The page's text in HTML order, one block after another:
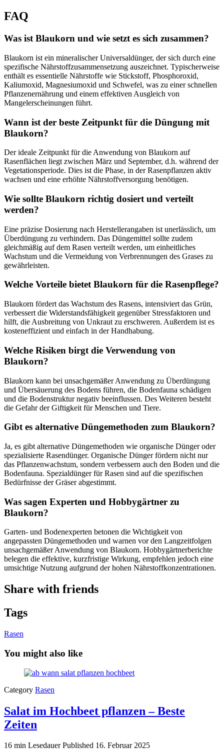
FAQ
Was ist Blaukorn und wie setzt es sich zusammen?
Blaukorn ist ein mineralischer Universaldünger, der sich durch eine
spezifische Nährstoffzusammensetzung auszeichnet. Typischerweise
enthält es essentielle Nährstoffe wie Stickstoff, Phosphoroxid,
Kaliumoxid, Magnesiumoxid und Schwefel, was zu einer schnellen
Pflanzenernährung und einem effektiven Ausgleich von
Mangelerscheinungen führt.
Wann ist der beste Zeitpunkt für die Düngung mit
Blaukorn?
Der ideale Zeitpunkt für die Anwendung von Blaukorn auf
Rasenflächen liegt zwischen März und September, d.h. während der
Vegetationsperiode. Dies ist die Phase, in der Rasenpflanzen aktiv
wachsen und eine erhöhte Nährstoffversorgung benötigen.
Wie sollte Blaukorn richtig dosiert und verteilt
werden?
Eine präzise Dosierung nach Herstellerangaben ist unerlässlich, um
Überdüngung zu verhindern. Das Düngemittel sollte zudem
gleichmäßig auf dem Rasen verteilt werden, um einheitliches
Wachstum und die Vermeidung von Verbrennungen des Grases zu
gewährleisten.
Welche Vorteile bietet Blaukorn für die Rasenpflege?
Blaukorn fördert das Wachstum des Rasens, intensiviert das Grün,
verbessert die Widerstandsfähigkeit gegenüber Stressfaktoren und
hilft, die Ausbreitung von Unkraut zu erschweren. Außerdem ist es
kosteneffizient und einfach in der Handhabung.
Welche Risiken birgt die Verwendung von
Blaukorn?
Blaukorn kann bei unsachgemäßer Anwendung zu Überdüngung
und Übersäuerung des Bodens führen, die Bodenfauna schädigen
und die Bodenstruktur negativ beeinflussen. Des Weiteren besteht
die Gefahr der Giftigkeit für Menschen und Tiere.
Gibt es alternative Düngemethoden zum Blaukorn?
Ja, es gibt alternative Düngemethoden wie organische Dünger oder
spezialisierte Rasendünger. Organische Dünger fördern nicht nur
das Pflanzenwachstum, sondern verbessern auch den Boden und die
Bodenfauna. Spezialdünger für Rasen sind auf die spezifischen
Bedürfnisse der Gräser abgestimmt.
Was sagen Experten und Hobbygärtner zu
Blaukorn?
Garten- und Bodenexperten betonen die Wichtigkeit von
angepassten Düngemethoden und warnen vor den Langzeitfolgen
unsachgemäßer Anwendung von Blaukorn. Hobbygärtnerberichte
belegen die effektive, kurzfristige Wirkung, empfehlen jedoch eine
umsichtige Nutzung aufgrund der hohen Nährstoffkonzentrationen.
Share with friends
Tags
Rasen
You might also like
Category Rasen
Salat im Hochbeet pflanzen – Beste
Zeiten
16 min LesedauerPublished 16. Februar 2025